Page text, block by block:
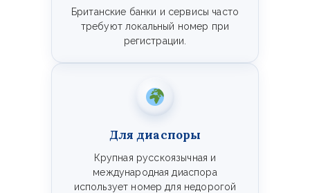
Британские банки и сервисы часто
требуют локальный номер при
регистрации.
Для диаспоры
Крупная русскоязычная и
международная диаспора
использует номер для недорогой